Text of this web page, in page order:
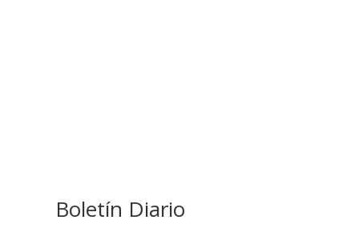
Boletín Diario